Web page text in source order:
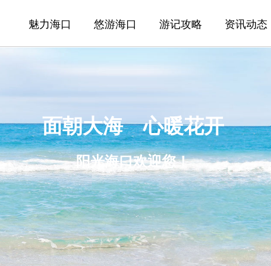
魅力海口 悠游海口 游记攻略 资讯动态
面朝大海 心暖花开
阳光海口欢迎您！